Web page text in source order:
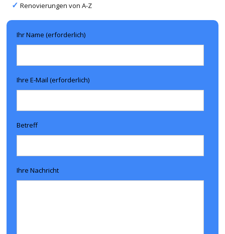
Renovierungen von A-Z
Ihr Name (erforderlich)
Ihre E-Mail (erforderlich)
Betreff
Ihre Nachricht